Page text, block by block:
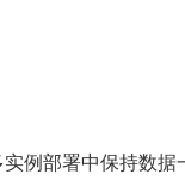
例部署中保持数据